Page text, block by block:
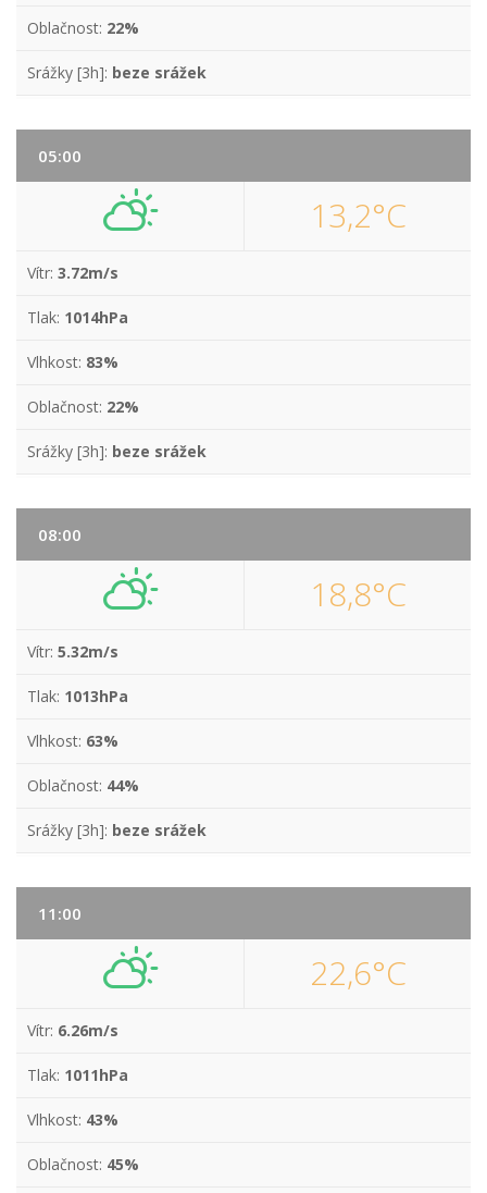
Oblačnost: 22%
Srážky [3h]: beze srážek
05:00
13,2°C
Vítr: 3.72m/s
Tlak: 1014hPa
Vlhkost: 83%
Oblačnost: 22%
Srážky [3h]: beze srážek
08:00
18,8°C
Vítr: 5.32m/s
Tlak: 1013hPa
Vlhkost: 63%
Oblačnost: 44%
Srážky [3h]: beze srážek
11:00
22,6°C
Vítr: 6.26m/s
Tlak: 1011hPa
Vlhkost: 43%
Oblačnost: 45%